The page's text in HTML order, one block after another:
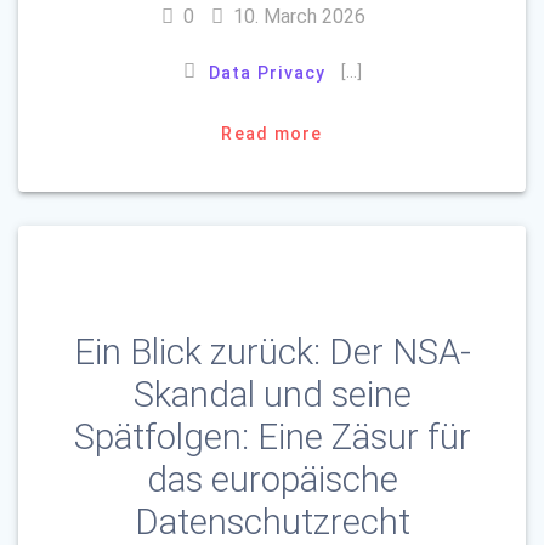
0 10. March 2026
Data Privacy
Read more
Ein Blick zurück: Der NSA-
Skandal und seine
Spätfolgen: Eine Zäsur für
das europäische
Datenschutzrecht